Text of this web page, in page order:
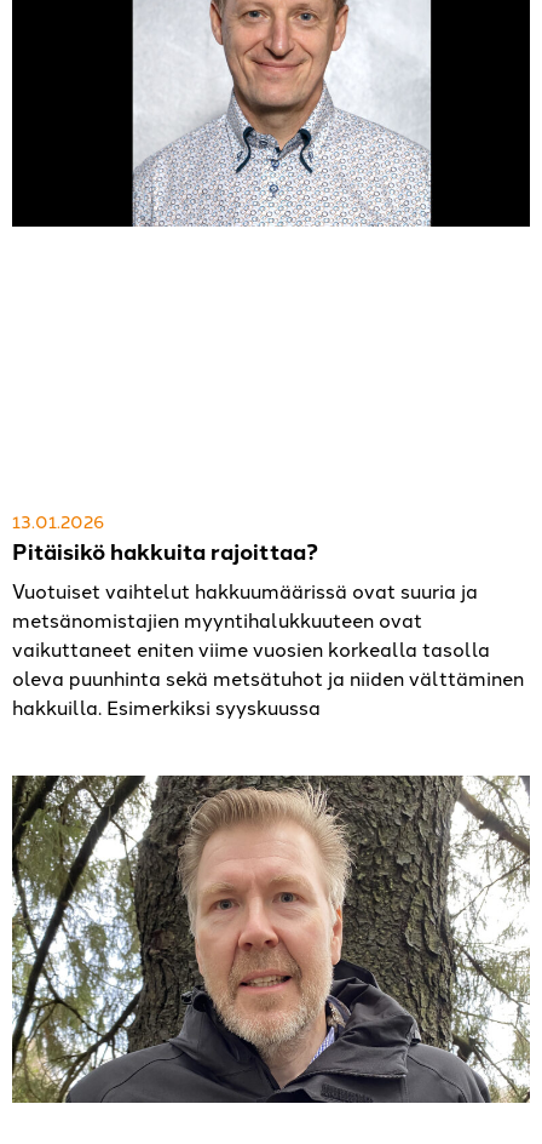
Pitäisikö hakkuita rajoittaa?
13.01.2026
Vuotuiset vaihtelut hakkuumäärissä ovat suuria ja
metsänomistajien myyntihalukkuuteen ovat
vaikuttaneet eniten viime vuosien korkealla tasolla
oleva puunhinta sekä metsätuhot ja niiden välttäminen
hakkuilla. Esimerkiksi syyskuussa